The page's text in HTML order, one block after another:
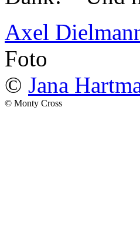
Axel
Foto
© Jana
© Monty Cross